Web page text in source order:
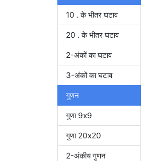
10 . के भीतर घटाव
20 . के भीतर घटाव
2-अंकों का घटाव
3-अंकों का घटाव
गुणन
गुणा 9x9
गुणा 20x20
2-अंकीय गुणन